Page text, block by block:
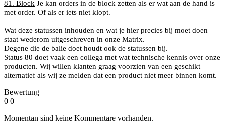
81. Block Je kan orders in de block zetten als er wat aan de hand is
met order. Of als er iets niet klopt.
Wat deze statussen inhouden en wat je hier precies bij moet doen
staat wederom uitgeschreven in onze Matrix.
Degene die de balie doet houdt ook de statussen bij.
Status 80 doet vaak een collega met wat technische kennis over onze
producten. Wij willen klanten graag voorzien van een geschikt
alternatief als wij ze melden dat een product niet meer binnen komt.
Bewertung
0 0
Momentan sind keine Kommentare vorhanden.